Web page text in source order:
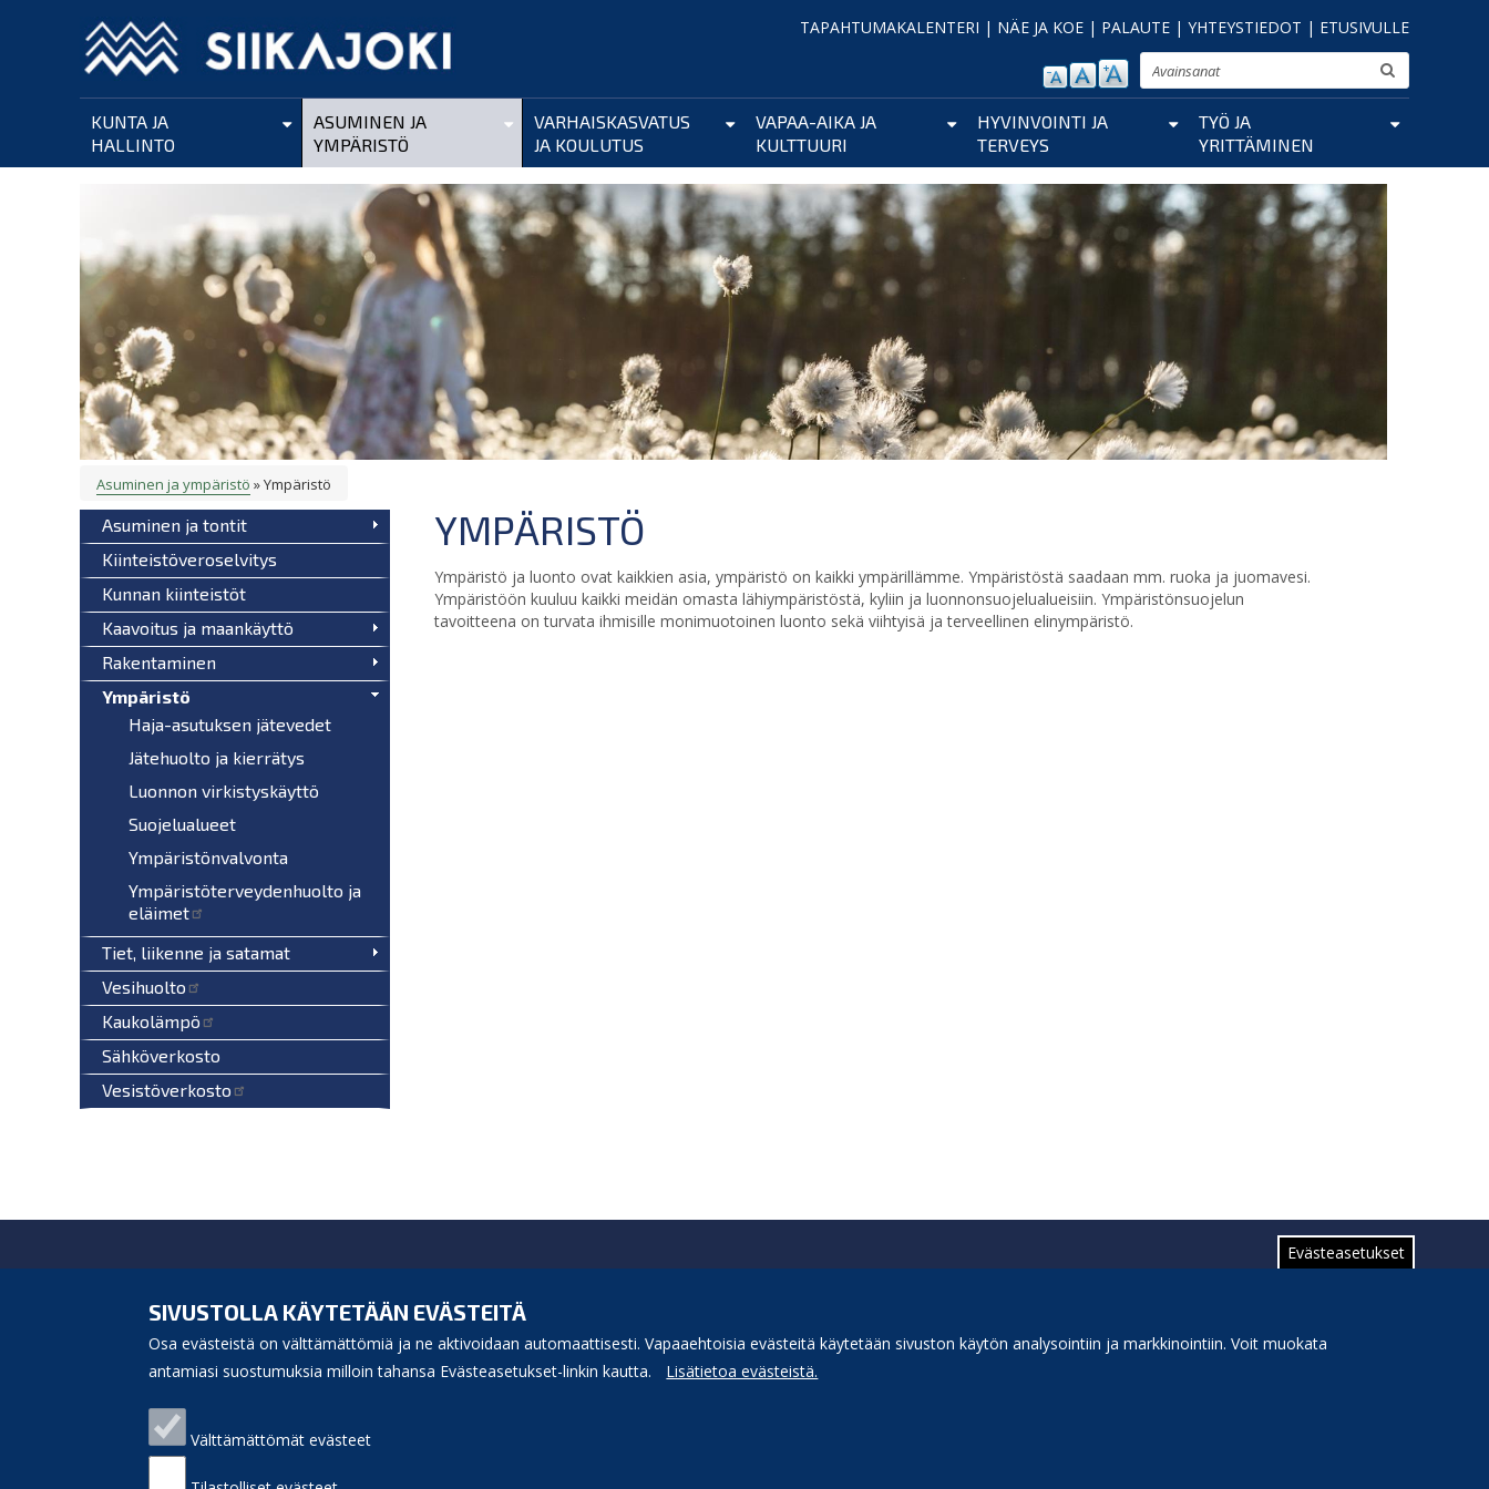
Evästeasetukset
SIVUSTOLLA KÄYTETÄÄN EVÄSTEITÄ
Osa evästeistä on välttämättömiä ja ne aktivoidaan automaattisesti. Vapaaehtoisia evästeitä käytetään sivuston käytön analysointiin ja markkinointiin. Voit muokata
antamiasi suostumuksia milloin tahansa Evästeasetukset-linkin kautta.
Lisätietoa evästeistä.
Välttämättömät evästeet
Hyppää
pääsisältöön
TAPAHTUMAKALENTERI | NÄE JA KOE | PALAUTE | YHTEYSTIEDOT | ETUSIVULLE
Etsi
KUNTA JA
HALLINTO
ASUMINEN JA
YMPÄRISTÖ
VARHAISKASVATUS
JA KOULUTUS
VAPAA-AIKA JA
KULTTUURI
HYVINVOINTI JA
TERVEYS
TYÖ JA
YRITTÄMINEN
MURUPOLKU
Asuminen ja ympäristö Ympäristö
Asuminen ja tontit
Kiinteistöveroselvitys
Kunnan kiinteistöt
Kaavoitus ja maankäyttö
Rakentaminen
Ympäristö
Haja-asutuksen jätevedet
Jätehuolto ja kierrätys
Luonnon virkistyskäyttö
Suojelualueet
Ympäristönvalvonta
Ympäristöterveydenhuolto ja
eläimet
Tiet, liikenne ja satamat
Vesihuolto
Kaukolämpö
Sähköverkosto
Vesistöverkosto
YMPÄRISTÖ
Ympäristö ja luonto ovat kaikkien asia, ympäristö on kaikki ympärillämme. Ympäristöstä saadaan mm. ruoka ja juomavesi.
Ympäristöön kuuluu kaikki meidän omasta lähiympäristöstä, kyliin ja luonnonsuojelualueisiin. Ympäristönsuojelun
tavoitteena on turvata ihmisille monimuotoinen luonto sekä viihtyisä ja terveellinen elinympäristö.
Virastotie 5A
92400 Ruukki
puh. 040 3156 299
Puhelinluettelo
Laskutusosoite